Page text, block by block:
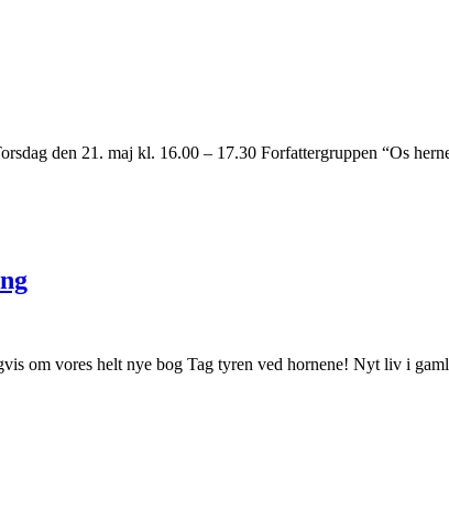
den 21. maj kl. 16.00 – 17.30 Forfattergruppen “Os
om vores helt nye bog Tag tyren ved hornene! Nyt liv i